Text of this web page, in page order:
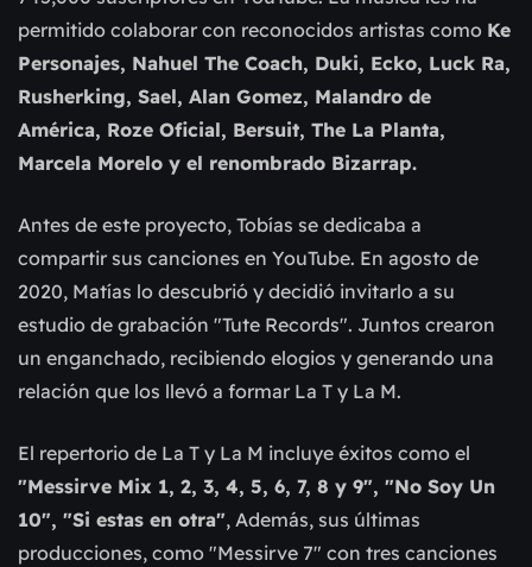
permitido colaborar con reconocidos artistas como Ke
Personajes, Nahuel The Coach, Duki, Ecko, Luck Ra,
Rusherking, Sael, Alan Gomez, Malandro de
América, Roze Oficial, Bersuit, The La Planta,
Marcela Morelo y el renombrado Bizarrap.
Antes de este proyecto, Tobías se dedicaba a
compartir sus canciones en YouTube. En agosto de
2020, Matías lo descubrió y decidió invitarlo a su
estudio de grabación "Tute Records". Juntos crearon
un enganchado, recibiendo elogios y generando una
relación que los llevó a formar La T y La M.
El repertorio de La T y La M incluye éxitos como el
"Messirve Mix 1, 2, 3, 4, 5, 6, 7, 8 y 9", "No Soy Un
10", "Si estas en otra", Además, sus últimas
producciones, como "Messirve 7" con tres canciones